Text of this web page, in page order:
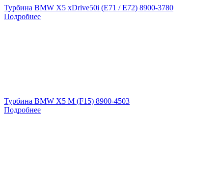
Турбина BMW X5 xDrive50i (E71 / E72) 8900-3780
Подробнее
Турбина BMW X5 M (F15) 8900-4503
Подробнее